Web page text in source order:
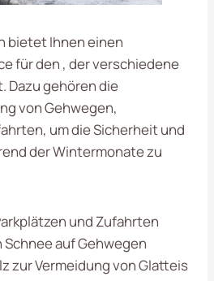
bietet Ihnen einen
für den , der verschiedene
Dazu gehören die
von Gehwegen,
um die Sicherheit und
der Wintermonate zu
und Zufahrten
auf Gehwegen
zur Vermeidung von Glatteis